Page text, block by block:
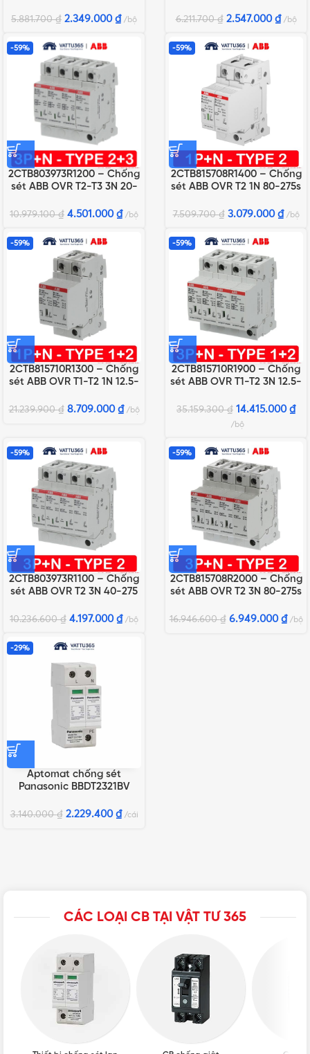
5.881.700₫ 2.349.000 ₫ bộ 6.211.700₫ 2.547.000 ₫ bộ
-59%
2CTB803973R1200 – Chống
sét ABB OVR T2-T3 3N 20-
10.979.100₫ 4.501.000 ₫ bộ
-59%
2CTB815708R1400 – Chống
sét ABB OVR T2 1N 80-275s
7.509.700₫ 3.079.000 ₫ bộ
-59%
2CTB815710R1300 – Chống
sét ABB OVR T1-T2 1N 12.5-
21.239.900₫ 8.709.000 ₫ bộ
-59%
2CTB815710R1900 – Chống
sét ABB OVR T1-T2 3N 12.5-
35.159.300₫ 14.415.000 ₫
bộ
-59%
2CTB803973R1100 – Chống
sét ABB OVR T2 3N 40-275
10.236.600₫ 4.197.000 ₫ bộ
-59%
2CTB815708R2000 – Chống
sét ABB OVR T2 3N 80-275s
16.946.600₫ 6.949.000 ₫ bộ
-29%
Aptomat chống sét
Panasonic BBDT2321BV
3.140.000₫ 2.229.400 ₫ cái
CÁC LOẠI CB TẠI VẬT TƯ 365